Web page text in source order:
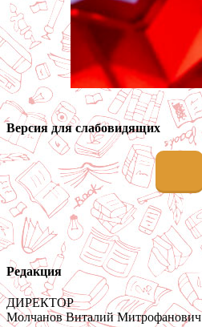
Версия для слабовидящих
Редакция
ДИРЕКТОР
Молчанов Виталий Митрофанович